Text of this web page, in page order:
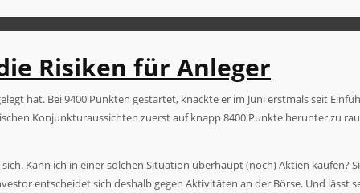
Risiken für Anleger
hat. Bei 9400 Punkten gestartet, knackte er im Juni erstmals seit
Konjunkturaussichten zuerst auf knapp 8400 Punkte herunter zu
Kann ich in einer solchen Situation überhaupt (noch) Aktien kaufen?
entscheidet sich deshalb gegen Aktivitäten an der Börse. Und